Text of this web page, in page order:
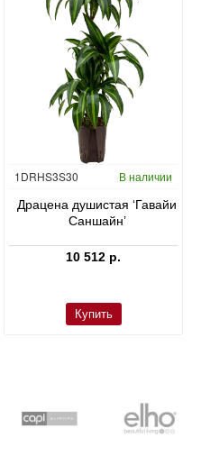
Гидропоника
1DRHS3S30 В наличии
Драцена душистая ‘Гавайи
Саншайн’
10 512 р.
Купить